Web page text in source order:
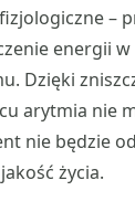
–
energii
Dzięki
arytmia nie
nie będzie
życia.